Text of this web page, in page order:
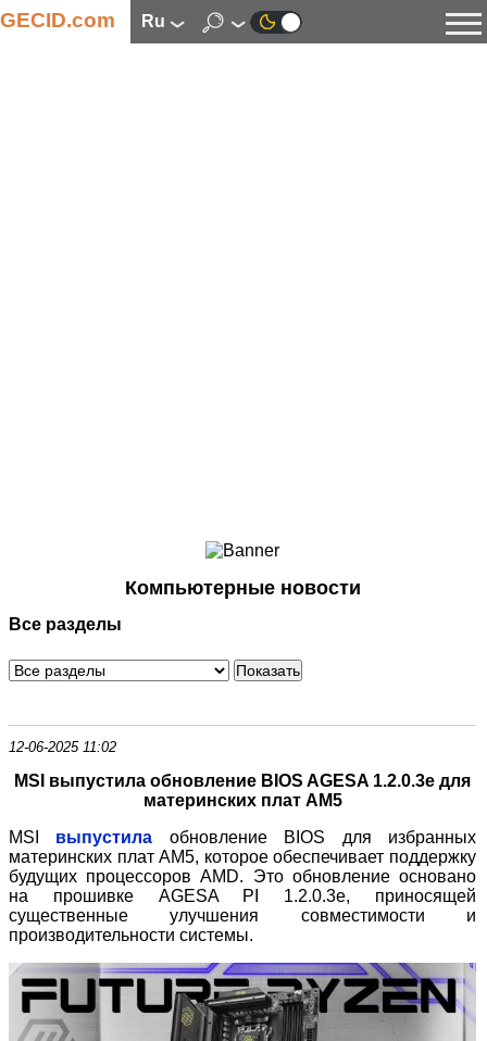
GECID.com ru
Смартфоны
Периферия
Программное обеспечение
Компьютерные новости
Все разделы
12-06-2025 11:02
MSI выпустила обновление BIOS AGESA 1.2.0.3e для
материнских плат AM5
MSI выпустила обновление BIOS для избранных
материнских плат AM5, которое обеспечивает поддержку
будущих процессоров AMD. Это обновление основано
на прошивке AGESA PI 1.2.0.3e, приносящей
существенные улучшения совместимости и
производительности системы.